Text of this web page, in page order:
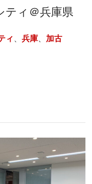
ティ＠兵庫県
ィ、兵庫、 加古